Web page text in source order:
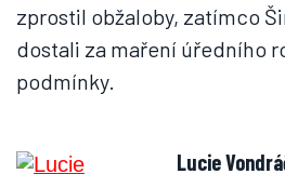
zprostil obžaloby, zatímco
dostali za maření úředního
podmínky.
Lucie Vondráčková ukázala rodinný